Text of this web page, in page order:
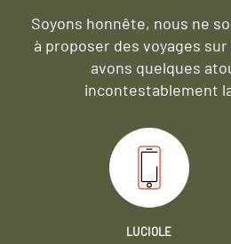
Soyons honnête, nous ne
à proposer des voyages
avons quelques
incontestablement
LUCIOLE